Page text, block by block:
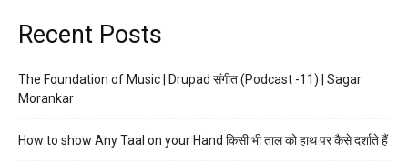
Recent Posts
The Foundation of Music | Drupad संगीत (Podcast -11) | Sagar
Morankar
How to show Any Taal on your Hand किसी भी ताल को हाथ पर कैसे दर्शाते हैं